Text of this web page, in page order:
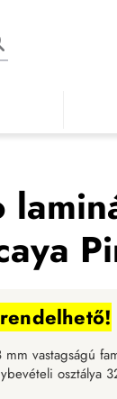
Swiss Krono laminált
vastagságú
osztálya